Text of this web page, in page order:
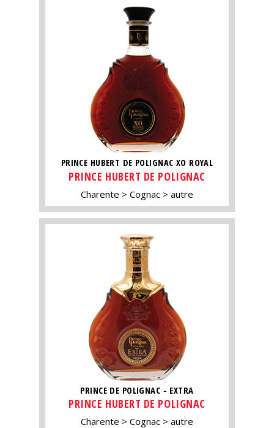
PRINCE HUBERT DE POLIGNAC XO ROYAL
PRINCE HUBERT DE POLIGNAC
Charente Cognac autre
PRINCE DE POLIGNAC - EXTRA
PRINCE HUBERT DE POLIGNAC
Charente Cognac autre